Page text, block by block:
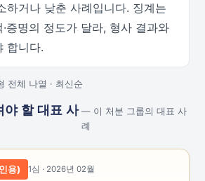
하거나 낮춘 사례입니다. 징계는
증명의 정도가 달라, 형사 결과와
합니다.
전체 나열 · 최신순
할 대표 사 — 이 처분 그룹의 대표 사
례
용) 1심 · 2026년 02월